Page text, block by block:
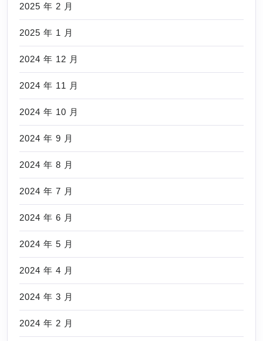
2025 年 2 月
2025 年 1 月
2024 年 12 月
2024 年 11 月
2024 年 10 月
2024 年 9 月
2024 年 8 月
2024 年 7 月
2024 年 6 月
2024 年 5 月
2024 年 4 月
2024 年 3 月
2024 年 2 月